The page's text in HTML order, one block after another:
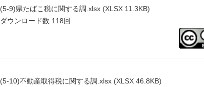
(5-9)県たばこ税に関する調.xlsx (XLSX 11.3KB)
ダウンロード数 118回
(5-10)不動産取得税に関する調.xlsx (XLSX 46.8KB)